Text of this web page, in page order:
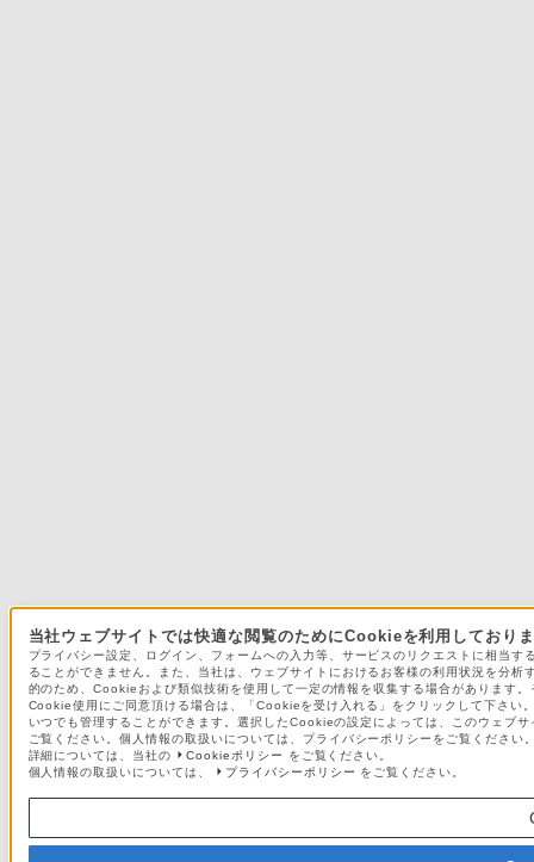
当社ウェブサイトでは快適な閲覧のためにCookieを利用しており
プライバシー設定、ログイン、フォームへの入力等、サービスのリクエストに相当
ることができません。また、当社は、ウェブサイトにおけるお客様の利用状況を分
的のため、Cookieおよび類似技術を使用して一定の情報を収集する場合があります
Cookie使用にご同意頂ける場合は、「Cookieを受け入れる」をクリックして下さ
いつでも管理することができます。選択したCookieの設定によっては、このウェブ
ご覧ください。個人情報の取扱いについては、プライバシーポリシーをご覧ください
詳細については、当社の
Cookieポリシー
をご覧ください。
個人情報の取扱いについては、
プライバシーポリシー をご覧ください。